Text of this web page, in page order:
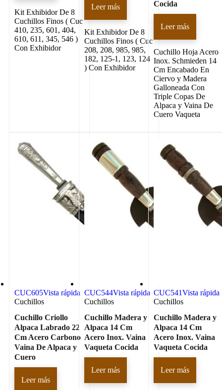
Kit Exhibidor De 8
Cuchillos Finos ( Cuc
410, 235, 601, 404,
610, 611, 345, 546 )
Con Exhibidor
Leer más
Kit Exhibidor De 8
Cuchillos Finos ( Cuc
208, 208, 985, 985,
182, 125-1, 123, 124
) Con Exhibidor
Cocida
Leer más
Cuchillo Hoja Acero
Inox. Schmieden 14
Cm Encabado En
Ciervo y Madera
Galloneada Con
Triple Copas De
Alpaca y Vaina De
Cuero Vaqueta
CUC605Vista rápida
Cuchillos
Cuchillo Criollo
Alpaca Labrado 22
Cm Acero Carbono
Vaina De Alpaca y
Cuero
Leer más
CUC544Vista rápida
Cuchillos
Cuchillo Madera y
Alpaca 14 Cm
Acero Inox. Vaina
Vaqueta Cocida
Leer más
CUC541Vista rápida
Cuchillos
Cuchillo Madera y
Alpaca 14 Cm
Acero Inox. Vaina
Vaqueta Cocida
Leer más